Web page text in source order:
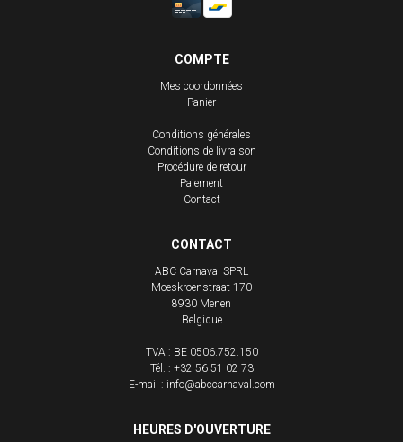
COMPTE
Mes coordonnées
Panier
Conditions générales
Conditions de livraison
Procédure de retour
Paiement
Contact
CONTACT
ABC Carnaval SPRL
Moeskroenstraat 170
8930 Menen
Belgique
TVA : BE 0506.752.150
Tél. : +32 56 51 02 73
E-mail : info@abccarnaval.com
HEURES D'OUVERTURE